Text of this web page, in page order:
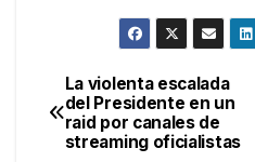
Navegación
de
La violenta escalada
del Presidente en un
raid por canales de
streaming oficialistas